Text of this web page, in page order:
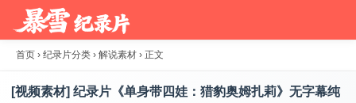
首页 › 纪录片分类 › 解说素材 › 正文
[视频素材] 纪录片《单身带四娃：猎豹奥姆扎莉》无字幕纯